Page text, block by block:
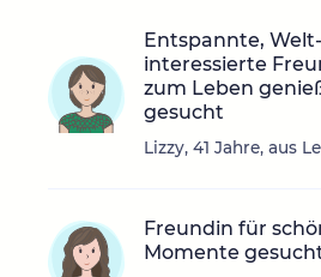
Entspannte, Welt-
interessierte
zum Leben
gesucht
Lizzy, 41 Jahre, aus
Freundin für
Momente